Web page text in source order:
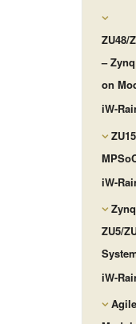
ZU48/
–
on
iW-
iW-
ZU5/
iW-